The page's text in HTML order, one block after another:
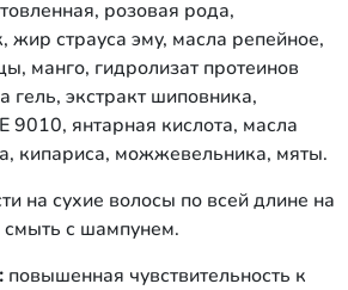
розовая рода,
жир страуса эму, масла репейное,
манго, гидролизат протеинов
гель, экстракт шиповника,
9010, янтарная кислота, масла
кипариса, можжевельника, мяты.
на сухие волосы по всей длине на
смыть с шампунем.
повышенная чувствительность к